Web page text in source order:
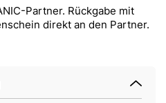
Partner. Rückgabe mit
direkt an den Partner.